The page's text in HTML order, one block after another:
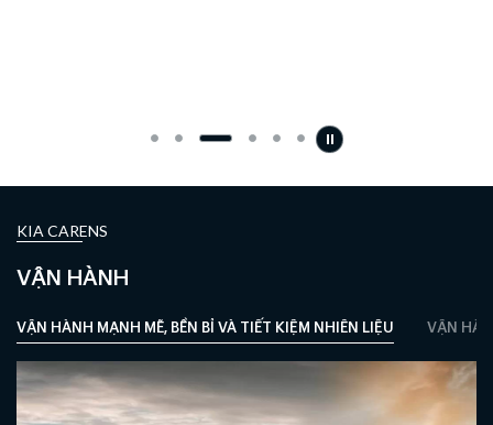
KIA CARENS
VẬN HÀNH
VẬN HÀNH MẠNH MẼ, BỀN BỈ VÀ TIẾT KIỆM NHIÊN LIỆU VẬN